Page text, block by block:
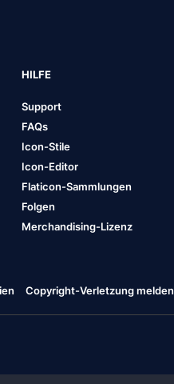
HILFE
Support
FAQs
Icon-Stile
Icon-Editor
Flaticon-Sammlungen
Folgen
Merchandising-Lizenz
Copyright-Verletzung melden